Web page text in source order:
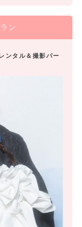
ン
ンタル＆撮影パー